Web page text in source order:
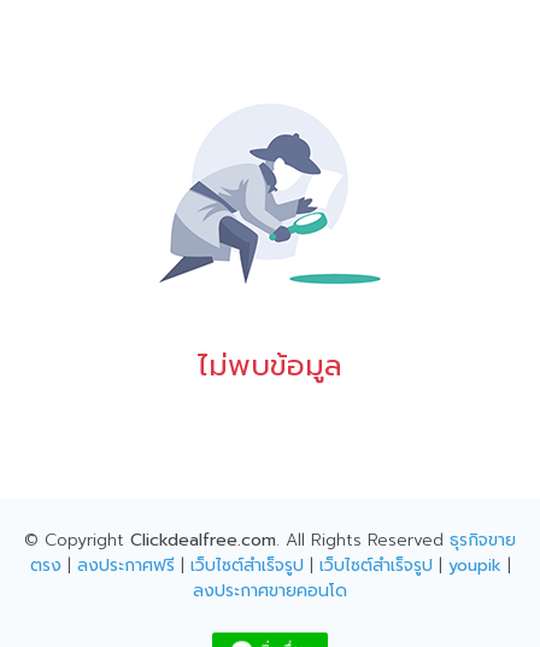
ไม่พบข้อมูล
© Copyright Clickdealfree.com. All Rights Reserved ธุรกิจขาย
ตรง | ลงประกาศฟรี| เว็บไซต์สำเร็จรูป | เว็บไซต์สำเร็จรูป | youpik |
ลงประกาศขายคอนโด